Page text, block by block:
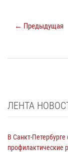
← Предыдущая
ЛЕНТА
В Санкт-
профилактические